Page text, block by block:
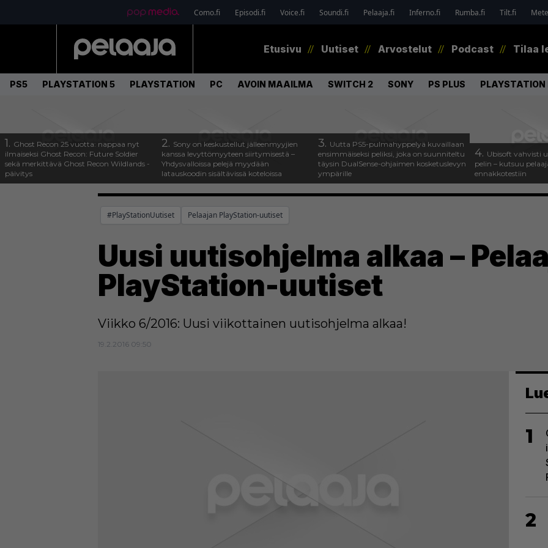
Como.fi Episodi.fi Voice.fi Soundi.fi Pelaaja.fi Inferno.fi Rumba.fi Tilt.fi
Etusivu Uutiset Arvostelut Podcast Tilaa
PS5 PLAYSTATION 5 PLAYSTATION PC AVOIN MAAILMA SWITCH 2 SONY PS PLUS PLAYSTATION
1. Ghost Recon 25 vuotta: nappaa nyt
ilmaiseksi Ghost Recon: Future Soldier
sekä merkittävä Ghost Recon Wildlands -
päivitys
2. Sony on keskustellut jälleenmyyjien
kanssa levyttömyyteen siirtymisestä –
Yhdysvalloissa pelejä myydään
latauskoodin sisältävissä koteloissa
3. Uutta PS5-pulmahyppelyä kuvaillaan
ensimmäiseksi peliksi, joka on suunniteltu
täysin DualSense-ohjaimen kosketuslevyn
ympärille
4. Ubisoft vahvisti
pelin – kutsuu
ennakkotestiin
#PlayStationUutiset Pelaajan PlayStation-uutiset
Uusi uutisohjelma alkaa –
PlayStation-uutiset
Viikko 6/2016: Uusi viikottainen uutisohjelma alkaa!
19.2.2016 09:50
1
2